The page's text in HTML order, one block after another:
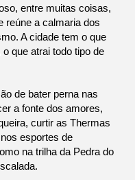
entre muitas coisas,
reúne a calmaria dos
A cidade tem o que
que atrai todo tipo de
de bater perna nas
a fonte dos amores,
curtir as Thermas
esportes de
na trilha da Pedra do